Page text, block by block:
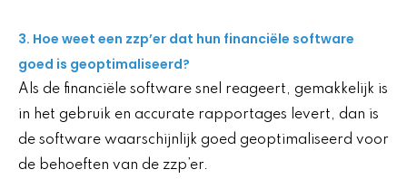
3. Hoe weet een zzp’er dat hun financiële software
goed is geoptimaliseerd?
Als de financiële software snel reageert, gemakkelijk is
in het gebruik en accurate rapportages levert, dan is
de software waarschijnlijk goed geoptimaliseerd voor
de behoeften van de zzp’er.